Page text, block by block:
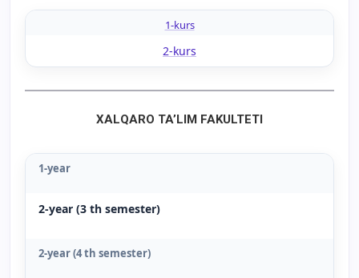
1-kurs
2-kurs
XALQARO TA’LIM FAKULTETI
1-year
2-year (3 th semester)
2-year (4 th semester)